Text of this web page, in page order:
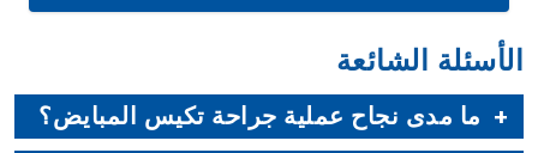
الأسئلة الشائعة
ما مدى نجاح عملية جراحة تكيس المبايض؟